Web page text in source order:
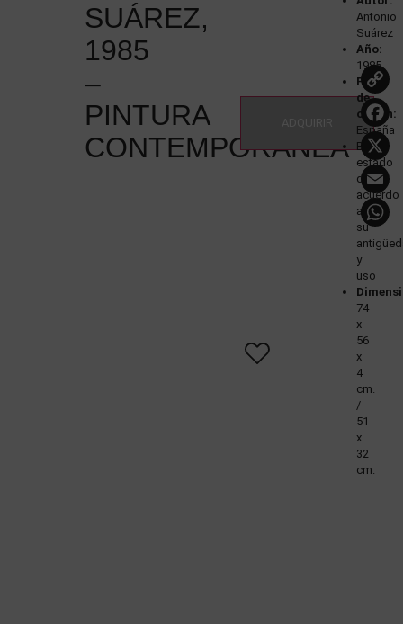
SUÁREZ,
1985
–
PINTURA
CONTEMPORÁNEA
Antonio
Suárez
Año:
1985
País
de
origen:
España
Buen
estado
de
acuerdo
a
su
y
uso
74
x
56
x
4
cm.
/
51
x
32
cm.